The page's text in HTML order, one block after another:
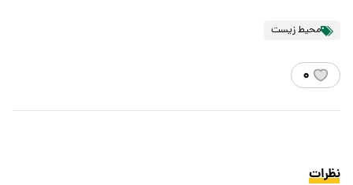
محیط زیست
۰
نظرات